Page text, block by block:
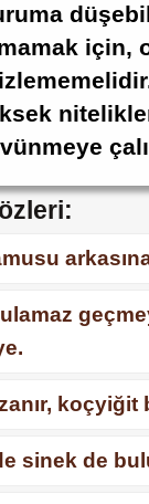
için,
koçyiğit
sinek de